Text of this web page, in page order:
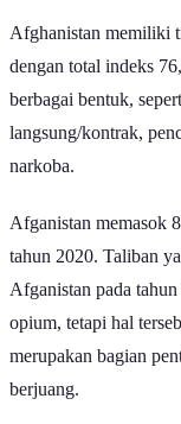
Afghanistan memiliki
dengan total indeks
berbagai bentuk,
langsung/kontrak,
narkoba.
Afganistan memasok
tahun 2020. Taliban
Afganistan pada
opium, tetapi hal
merupakan bagian
berjuang.